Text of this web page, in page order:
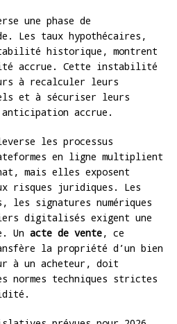
une phase de
Les taux hypothécaires,
historique, montrent
accrue. Cette instabilité
à recalculer leurs
et à sécuriser leurs
anticipation accrue.
les processus
en ligne multiplient
mais elles exposent
risques juridiques. Les
les signatures numériques
digitalisés exigent une
Un acte de vente, ce
la propriété d’un bien
à un acheteur, doit
normes techniques strictes